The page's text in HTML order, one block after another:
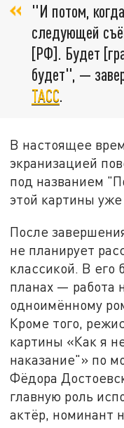
"И потом,
следующей
[РФ]. Будет
будет", —
ТАСС.
В настоящее
экранизацией
под названием
этой картины уже
После
не планирует
классикой. В его
планах — работа
одноимённому
Кроме того,
картины «Как я
наказание"» по
Фёдора
главную роль
актёр, номинант